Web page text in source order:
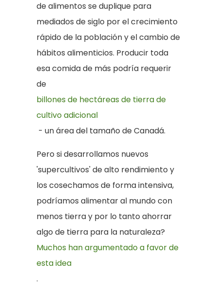
de alimentos se duplique para
mediados de siglo por el crecimiento
rápido de la población y el cambio de
hábitos alimenticios. Producir toda
esa comida de más podría requerir
de
billones de hectáreas de tierra de
cultivo adicional
- un área del tamaño de Canadá.
Pero si desarrollamos nuevos
'supercultivos' de alto rendimiento y
los cosechamos de forma intensiva,
podríamos alimentar al mundo con
menos tierra y por lo tanto ahorrar
algo de tierra para la naturaleza?
Muchos han argumentado a favor de
esta idea
.